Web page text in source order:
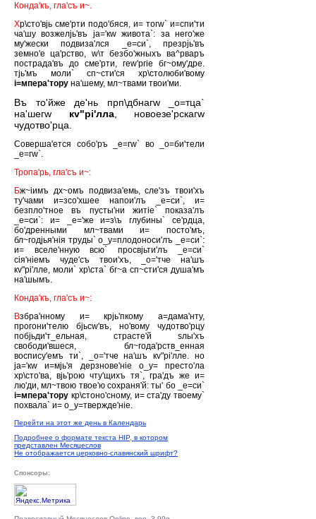
Конда'къ, гла'съ и~.
Хр\сто'вjь сме'рти подо'бяся, и= тогw` и=спи'ти
ча'шу возжелjь'въ jа='кw живота`: за него'же
му'жески подвиза'лся _е=си`, презрjь'въ
земно'е ца'рство, w\т безбо'жныхъ ва^рваръ
пострада'въ до сме'рти, геw'ргiе бг~ому'дре.
тjь'мъ моли` сп~сти'ся хр\столюби'вому
i=мпера'тору на'шему, мл~твами твои'ми.
Въ то'йже де'нь прп\дбнагw _о=тца`
на'шегw кv"рi'лла, новоезе'рскагw
чудотво'рца.
Соверша'ется собо'ръ _е=гw` во _о=би'тели
_е=гw`.
Тропа'рь, гла'съ и~:
Бж~iимъ дх~омъ подвиза'емь, сле'зъ твои'хъ
ту'чами и=зсо'хшее напои'лъ _е=си`, и=
безпло'тное въ пусты'ни житiе` показа'лъ
_е=си`: и= _е='же и=з\ъ глубины` се'рдца,
бо'дренными мл~твами и= посто'мъ,
бл~годjья'нiя труды` о_у=плодоноси'лъ _е=си`:
и= вселе'нную всю` просвjьти'лъ _е=си`
сiя'нiемъ чуде'съ твои'хъ, _о='тче на'шъ
кv"рi'лле, моли` хр\ста` бг~а сп~сти'ся душа'мъ
на'шымъ.
Конда'къ, гла'съ и~:
Взбра'нному и= крjь'пкому а=дама'нту,
прогони'телю бjьсw'въ, но'вому чудотво'рцу
побjьди'т_ельная, страсте'й sлы'хъ
свободи'вшеся, бл~года'рств_енная
воспису'емъ ти`, _о='тче на'шъ кv"рi'лле. но
jа='кw и=мjь'я дерзнове'нiе о_у= престо'ла
хр\сто'ва, вjь'рою чту'щихъ тя`, гра'дъ же и=
лю'ди, мл~твою твое'ю сохраня'й: ты' бо _е=си`
i=мпера'тору кр\стоно'сному, и= ста'ду твоему`
похвала` и= о_у=твержде'нiе.
Перейти на этот же день в Календарь
Подробнее о формате текста HIP, в котором
представлен Месяцеслов
Не отображается церковно-славянский шрифт?
Спонсоры: